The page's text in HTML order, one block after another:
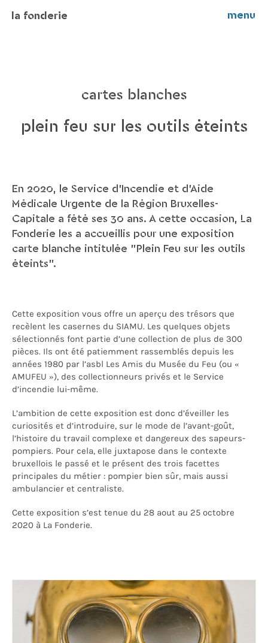
la fonderie menu
cartes blanches
plein feu sur les outils éteints
En 2020, le Service d’Incendie et d’Aide
Médicale Urgente de la Région Bruxelles-
Capitale a fêté ses 30 ans. A cette occasion, La
Fonderie les a accueillis pour une exposition
carte blanche intitulée "Plein Feu sur les outils
éteints".
Cette exposition vous offre un aperçu des trésors que
recèlent les casernes du SIAMU. Les quelques objets
sélectionnés font partie d’une collection de plus de 300
pièces. Ils ont été patiemment rassemblés depuis les
années 1980 par l’asbl Les Amis du Musée du Feu (ou «
AMUFEU »), des collectionneurs privés et le Service
d’incendie lui-même.
L’ambition de cette exposition est donc d’éveiller les
curiosités et d’introduire, sur le mode de l’avant-goût,
l’histoire du travail complexe et dangereux des sapeurs-
pompiers. Pour cela, elle juxtapose dans le contexte
bruxellois le passé et le présent des trois facettes
principales du métier : pompier bien sûr, mais aussi
ambulancier et centraliste.
Cette exposition s’est tenue du 28 aout au 25 octobre
2020 à La Fonderie.